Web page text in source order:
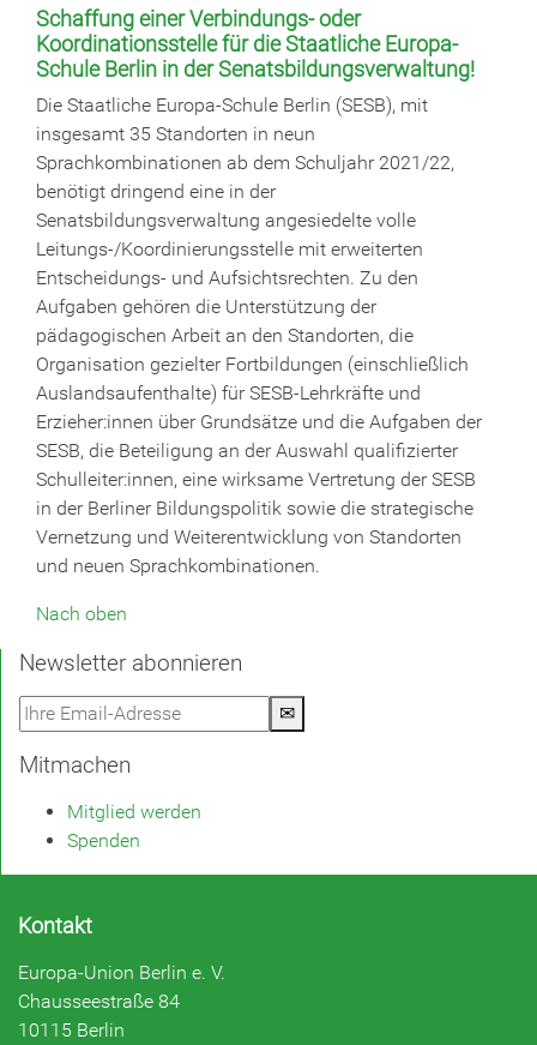
Schaffung einer Verbindungs- oder
Koordinationsstelle für die Staatliche Europa-
Schule Berlin in der Senatsbildungsverwaltung!
Die Staatliche Europa-Schule Berlin (SESB), mit
insgesamt 35 Standorten in neun
Sprachkombinationen ab dem Schuljahr 2021/22,
benötigt dringend eine in der
Senatsbildungsverwaltung angesiedelte volle
Leitungs-/Koordinierungsstelle mit erweiterten
Entscheidungs- und Aufsichtsrechten. Zu den
Aufgaben gehören die Unterstützung der
pädagogischen Arbeit an den Standorten, die
Organisation gezielter Fortbildungen (einschließlich
Auslandsaufenthalte) für SESB-Lehrkräfte und
Erzieher:innen über Grundsätze und die Aufgaben der
SESB, die Beteiligung an der Auswahl qualifizierter
Schulleiter:innen, eine wirksame Vertretung der SESB
in der Berliner Bildungspolitik sowie die strategische
Vernetzung und Weiterentwicklung von Standorten
und neuen Sprachkombinationen.
Nach oben
Newsletter abonnieren
✉
Mitmachen
Mitglied werden
Spenden
Kontakt
Europa-Union Berlin e. V.
Chausseestraße 84
10115 Berlin